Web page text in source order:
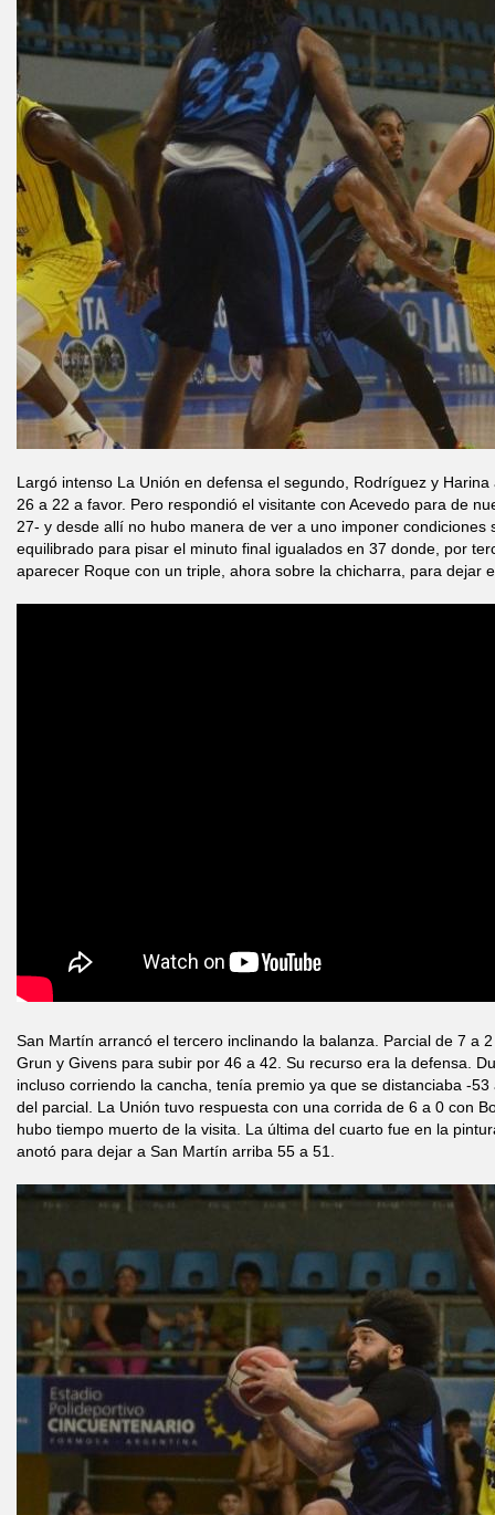
Largó intenso La Unión en defensa el segundo, Rodríguez y
26 a 22 a favor. Pero respondió el visitante con Acevedo para de
27- y desde allí no hubo manera de ver a uno imponer condiciones
equilibrado para pisar el minuto final igualados en 37 donde, por
aparecer Roque con un triple, ahora sobre la chicharra, para dejar
San Martín arrancó el tercero inclinando la balanza. Parcial de 7 a
Grun y Givens para subir por 46 a 42. Su recurso era la defensa.
incluso corriendo la cancha, tenía premio ya que se distanciaba -
del parcial. La Unión tuvo respuesta con una corrida de 6 a 0 con
hubo tiempo muerto de la visita. La última del cuarto fue en la
anotó para dejar a San Martín arriba 55 a 51.